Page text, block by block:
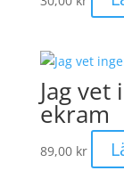
Jag vet
ekram
89,00 kr